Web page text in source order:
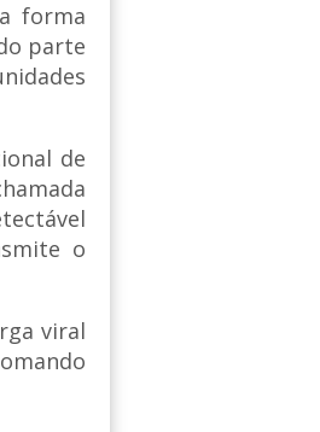
forma
parte
de
o
viral